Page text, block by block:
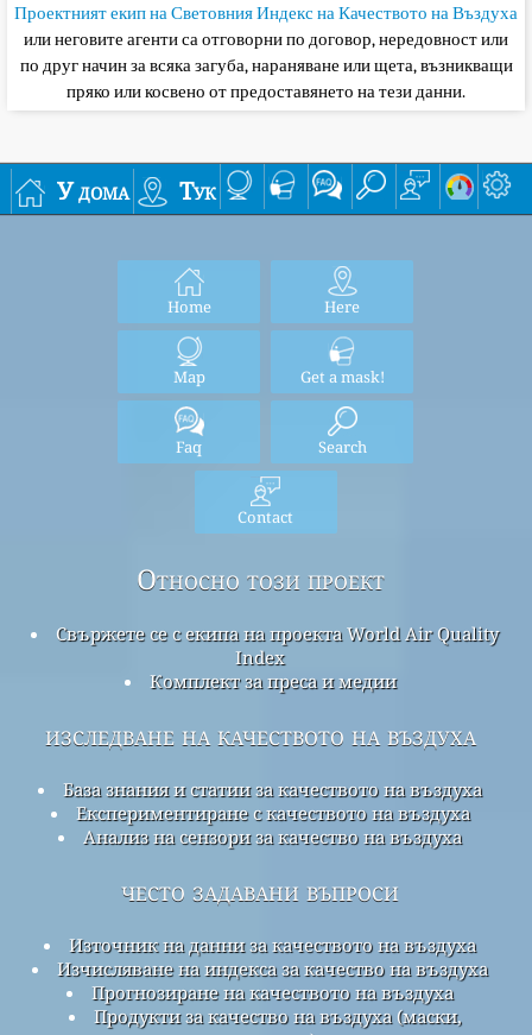
Проектният екип на Световния Индекс на Качеството на Въздуха
или неговите агенти са отговорни по договор, нередовност или
по друг начин за всяка загуба, нараняване или щета, възникващи
пряко или косвено от предоставянето на тези данни.
У дома Тук
Home Here
Map Get a mask!
Faq Search
Contact
Относно този проект
Свържете се с екипа на проекта World Air Quality
Index
Комплект за преса и медии
изследване на качеството на въздуха
База знания и статии за качеството на въздуха
Експериментиране с качеството на въздуха
Анализ на сензори за качество на въздуха
често задавани въпроси
Източник на данни за качеството на въздуха
Изчисляване на индекса за качество на въздуха
Прогнозиране на качеството на въздуха
Продукти за качество на въздуха (маски,